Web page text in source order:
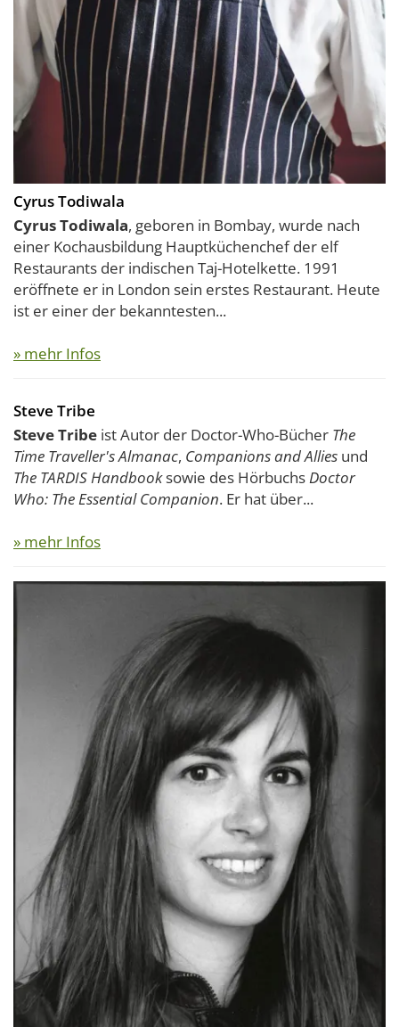
Cyrus Todiwala
Cyrus Todiwala, geboren in Bombay, wurde nach
einer Kochausbildung Hauptküchenchef der elf
Restaurants der indischen Taj-Hotelkette. 1991
eröffnete er in London sein erstes Restaurant. Heute
ist er einer der bekanntesten...
» mehr Infos
Steve Tribe
Steve Tribe ist Autor der Doctor-Who-Bücher The
Time Traveller's Almanac, Companions and Allies und
The TARDIS Handbooksowie des HörbuchsDoctor
Who: The Essential Companion. Er hat über...
» mehr Infos